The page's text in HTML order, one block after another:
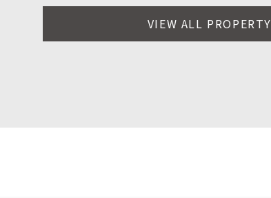
VIEW ALL PROPERTY